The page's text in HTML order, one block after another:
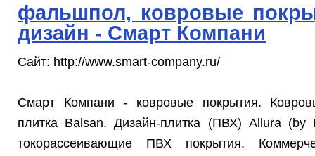
фальшпол, ковровые
дизайн - Смарт Компани
Сайт: http://www.smart-company.ru/
Смарт Компани - ковровые покрытия.
плитка Balsan. Дизайн-плитка (ПВХ) Allura
токорассеивающие ПВХ покрытия.